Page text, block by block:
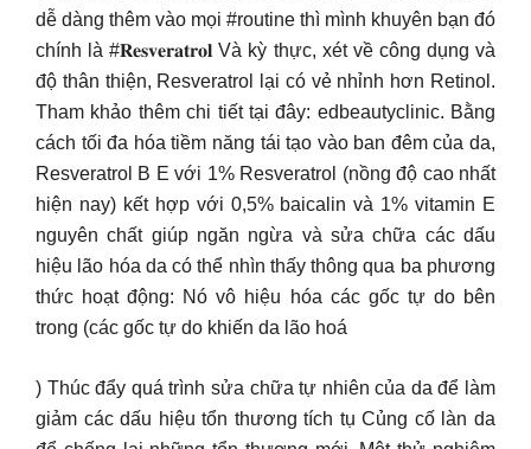
dễ dàng thêm vào mọi #routine thì mình khuyên bạn đó
chính là #𝐑𝐞𝐬𝐯𝐞𝐫𝐚𝐭𝐫𝐨𝐥 Và kỳ thực, xét về công dụng và
độ thân thiện, Resveratrol lại có vẻ nhỉnh hơn Retinol.
Tham khảo thêm chi tiết tại đây: edbeautyclinic. Bằng
cách tối đa hóa tiềm năng tái tạo vào ban đêm của da,
Resveratrol B E với 1% Resveratrol (nồng độ cao nhất
hiện nay) kết hợp với 0,5% baicalin và 1% vitamin E
nguyên chất giúp ngăn ngừa và sửa chữa các dấu
hiệu lão hóa da có thể nhìn thấy thông qua ba phương
thức hoạt động: Nó vô hiệu hóa các gốc tự do bên
trong (các gốc tự do khiến da lão hoá
) Thúc đẩy quá trình sửa chữa tự nhiên của da để làm
giảm các dấu hiệu tổn thương tích tụ Củng cố làn da